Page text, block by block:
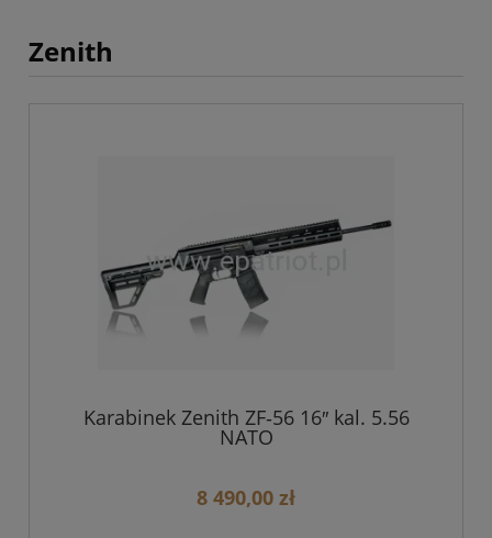
Zenith
Karabinek Zenith ZF‑56 16″ kal. 5.56
NATO
8 490,00 zł